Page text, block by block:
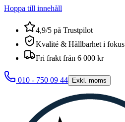
Hoppa till innehåll
4,9/5 på Trustpilot
Kvalité & Hållbarhet i fokus
Fri frakt från 6 000 kr
010 - 750 09 44 Exkl. moms